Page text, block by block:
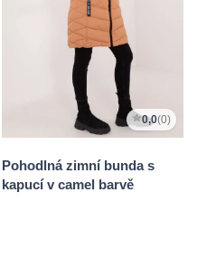
0,0(0)
Pohodlná zimní bunda s
kapucí v camel barvě